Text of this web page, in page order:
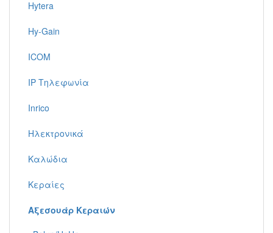
Hytera
Hy-Gain
ICOM
IP Τηλεφωνία
Inrico
Ηλεκτρονικά
Καλώδια
Κεραίες
Αξεσουάρ Κεραιών